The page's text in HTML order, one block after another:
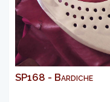
SP168 - Bardiche